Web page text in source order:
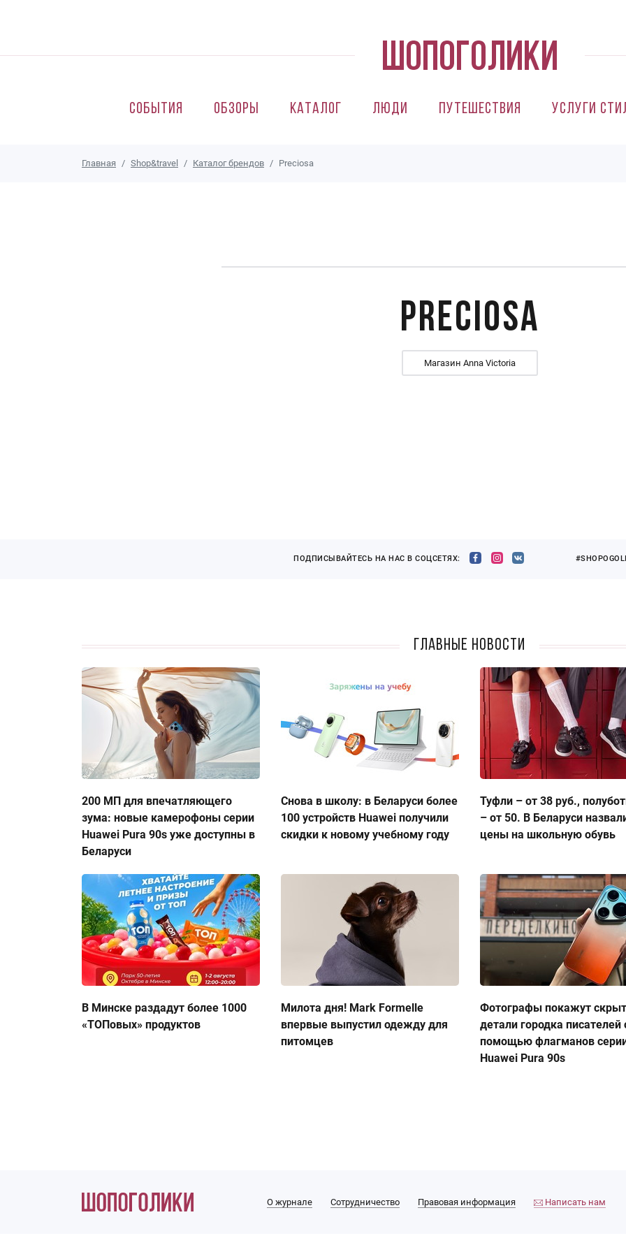
События Обзоры Каталог Люди Путешествия Услуги
Главная Shop&travel Каталог брендов Preciosa
Preciosa
Магазин Anna Victoria
ПОДПИСЫВАЙТЕСЬ НА НАС В СОЦСЕТЯХ:
Главные новости
200 МП для впечатляющего
зума: новые камерофоны серии
Huawei Pura 90s уже доступны в
Беларуси
Снова в школу: в Беларуси более
100 устройств Huawei получили
скидки к новому учебному году
Туфли – от 38 руб.,
– от 50. В Беларуси
цены на школьную обувь
В Минске раздадут более 1000
«ТОПовых» продуктов
Милота дня! Mark Formelle
впервые выпустил одежду для
питомцев
Фотографы покажут
детали городка писателей
помощью флагманов
Huawei Pura 90s
О журнале Сотрудничество Правовая информация Написать нам